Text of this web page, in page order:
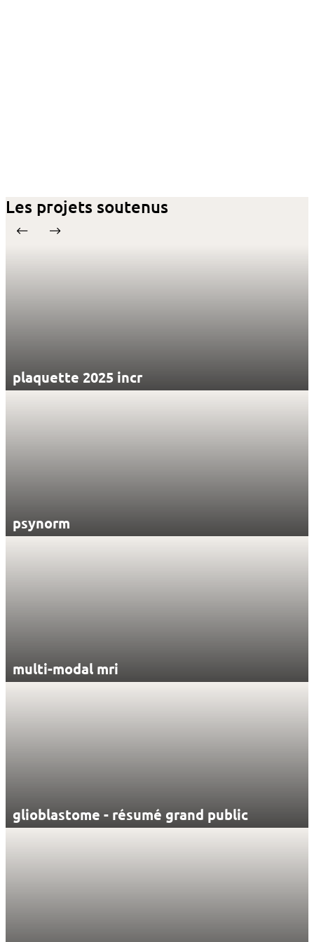
Les projets soutenus
plaquette 2025 incr
psynorm
multi-modal mri
glioblastome - résumé grand public